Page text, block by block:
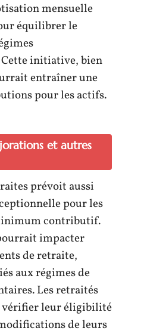
mensuelle
équilibrer le
initiative, bien
entraîner une
pour les actifs.
et autres
prévoit aussi
pour les
contributif.
impacter
de retraite,
aux régimes de
Les retraités
vérifier leur éligibilité
de leurs